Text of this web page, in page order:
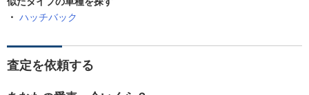
ハッチバック
査定を依頼する